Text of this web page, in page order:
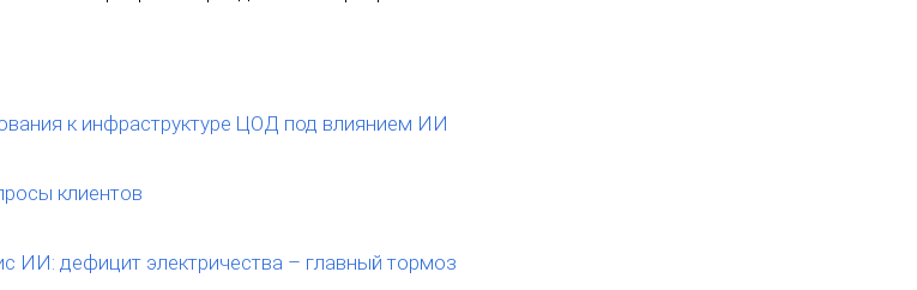
к инфраструктуре ЦОД под влиянием ИИ
клиентов
ИИ: дефицит электричества – главный тормоз